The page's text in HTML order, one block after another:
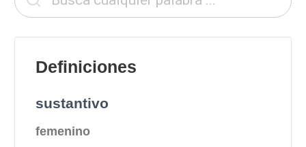
Definiciones
sustantivo
femenino